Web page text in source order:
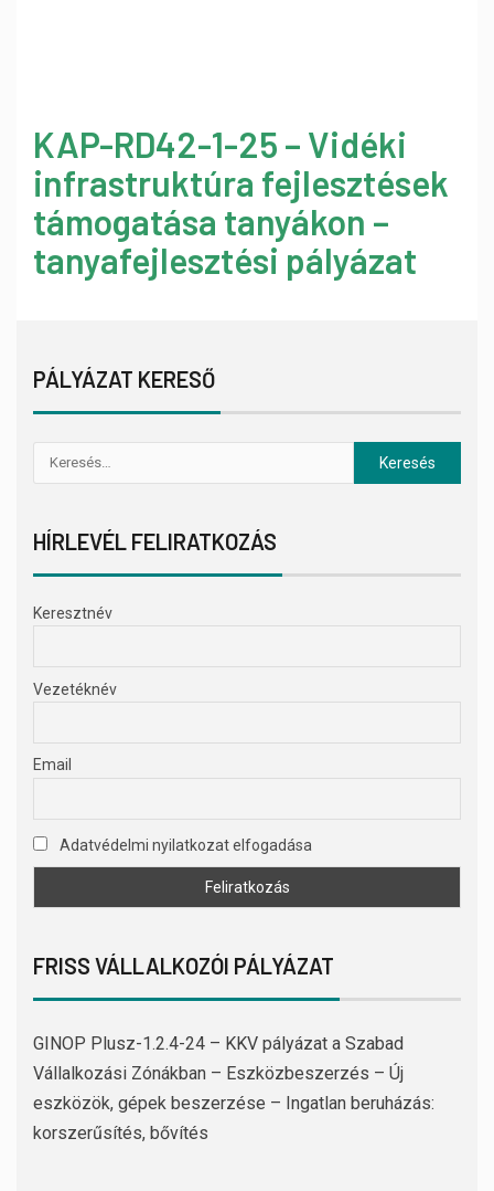
KAP-RD42-1-25 – Vidéki
infrastruktúra fejlesztések
támogatása tanyákon –
tanyafejlesztési pályázat
PÁLYÁZAT KERESŐ
HÍRLEVÉL FELIRATKOZÁS
Keresztnév
Vezetéknév
Email
Adatvédelmi nyilatkozat elfogadása
FRISS VÁLLALKOZÓI PÁLYÁZAT
GINOP Plusz-1.2.4-24 – KKV pályázat a Szabad
Vállalkozási Zónákban – Eszközbeszerzés – Új
eszközök, gépek beszerzése – Ingatlan beruházás:
korszerűsítés, bővítés